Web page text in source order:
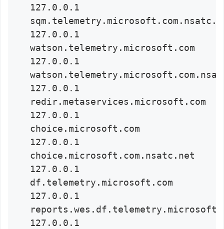
127.0.0.1
127.0.0.1
watson.telemetry.microsoft.com
127.0.0.1
127.0.0.1
redir.metaservices.microsoft.com
127.0.0.1
choice.microsoft.com
127.0.0.1
choice.microsoft.com.nsatc.net
127.0.0.1
df.telemetry.microsoft.com
127.0.0.1
127.0.0.1